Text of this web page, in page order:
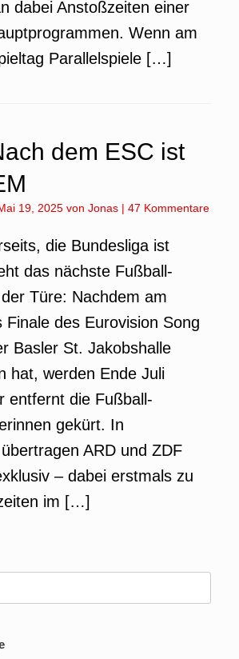
dabei Anstoßzeiten einer
Wenn am
Parallelspiele […]
dem ESC ist
19, 2025 von Jonas | 47 Kommentare
die Bundesliga ist
das nächste Fußball-
Türe: Nachdem am
Finale des Eurovision Song
Basler St. Jakobshalle
hat, werden Ende Juli
entfernt die Fußball-
gekürt. In
ARD und ZDF
– dabei erstmals zu
im […]